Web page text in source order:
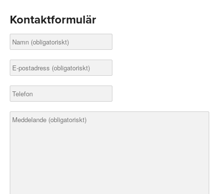
Kontaktformulär
Namn (obligatoriskt)
E-postadress (obligatoriskt)
Telefon
Meddelande (obligatoriskt)